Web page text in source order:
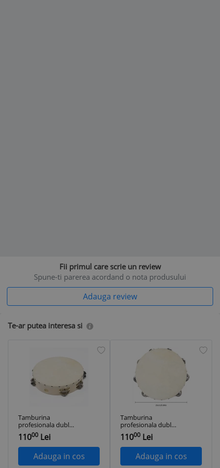
Fii primul care scrie un review
Spune-ti parerea acordand o nota produsului
Adauga review
Te-ar putea interesa si
Tamburina
profesionala dubla
2in1 lemn si piele,
cu sir dublu de
zurgalai
11000 Lei
Adauga in cos
Tamburina
profesionala dubla
2in1,din lemn si
piele ecologica cu
dublu Jingle
11000 Lei
Adauga in cos